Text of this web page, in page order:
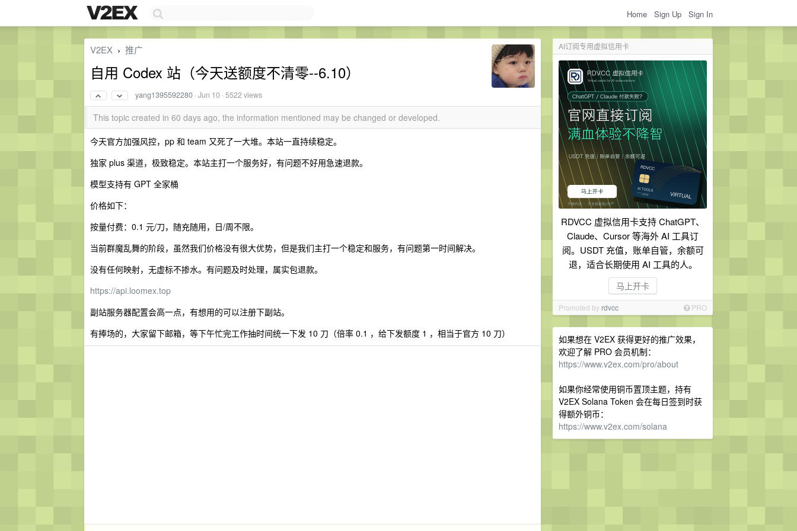
Home Sign Up Sign In
AI订阅专用虚拟信用卡
RDVCC 虚拟信用卡支持 ChatGPT、
Claude、Cursor 等海外 AI 工具订
阅。USDT 充值，账单自管，余额可
退，适合长期使用 AI 工具的人。
马上开卡
Promoted by rdvcc PRO
如果想在 V2EX 获得更好的推广效果，
欢迎了解 PRO 会员机制：
https://www.v2ex.com/pro/about
如果你经常使用铜币置顶主题，持有
V2EX Solana Token 会在每日签到时获
得额外铜币：
https://www.v2ex.com/solana
V2EX › 推广
自用 Codex 站（今天送额度不清零--6.10）
yang1395592280 ·Jun 10 · 5522 views
This topic created in 60 days ago, the information mentioned may be changed or developed.
今天官方加强风控，pp 和 team 又死了一大堆。本站一直持续稳定。
独家 plus 渠道，极致稳定。本站主打一个服务好，有问题不好用急速退款。
模型支持有 GPT 全家桶
价格如下：
按量付费：0.1 元/刀，随充随用，日/周不限。
当前群魔乱舞的阶段，虽然我们价格没有很大优势，但是我们主打一个稳定和服务，有问题第一时间解决。
没有任何映射，无虚标不掺水。有问题及时处理，属实包退款。
https://api.loomex.top
副站服务器配置会高一点，有想用的可以注册下副站。
有捧场的，大家留下邮箱，等下午忙完工作抽时间统一下发 10 刀（倍率 0.1 ，给下发额度 1 ，相当于官方 10 刀）